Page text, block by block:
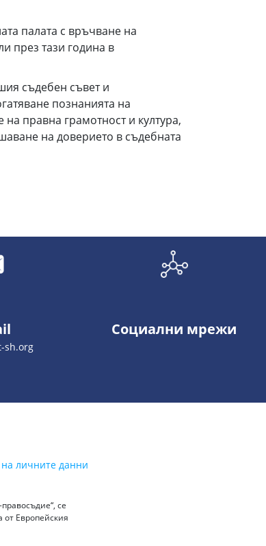
палата с връчване на
през тази година в
съдебен съвет и
познанията на
правна грамотност и култура,
на доверието в съдебната
sh.org
Социални мрежи
личните данни
се
Европейския